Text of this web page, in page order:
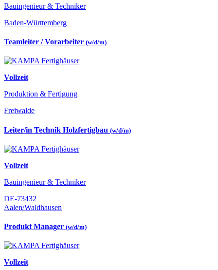
Bauingenieur & Techniker
Baden-Württemberg
Teamleiter / Vorarbeiter (w/d/m)
Vollzeit
Produktion & Fertigung
Freiwalde
Leiter/in Technik Holzfertigbau (w/d/m)
Vollzeit
Bauingenieur & Techniker
DE-73432
Aalen/Waldhausen
Produkt Manager (w/d/m)
Vollzeit